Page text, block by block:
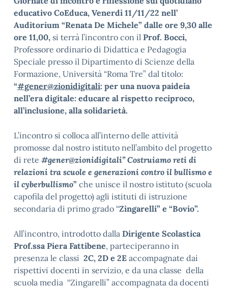
educativo CoEduca, Venerdì 11/11/22 nell’
Auditorium “Renata De Michele” dalle ore 9,30 alle
ore 11,00, si terrà l’incontro con il Prof. Bocci,
Professore ordinario di Didattica e Pedagogia
Speciale presso il Dipartimento di Scienze della
Formazione, Università “Roma Tre” dal titolo:
“#gener@zionidigitali: per una nuova paideia
nell’era digitale: educare al rispetto reciproco,
all’inclusione, alla solidarietà.
L’incontro si colloca all’interno delle attività
promosse dal nostro istituto nell’ambito del progetto
di rete #gener@zionidigitali” Costruiamo reti di
relazioni tra scuole e generazioni contro il bullismo e
il cyberbullismo” che unisce il nostro istituto (scuola
capofila del progetto) agli istituti di istruzione
secondaria di primo grado “Zingarelli” e “Bovio”.
All’incontro, introdotto dalla Dirigente Scolastica
Prof.ssa Piera Fattibene, parteciperanno in
presenza le classi 2C, 2D e 2E accompagnate dai
rispettivi docenti in servizio, e da una classe della
scuola media “Zingarelli” accompagnata da docenti